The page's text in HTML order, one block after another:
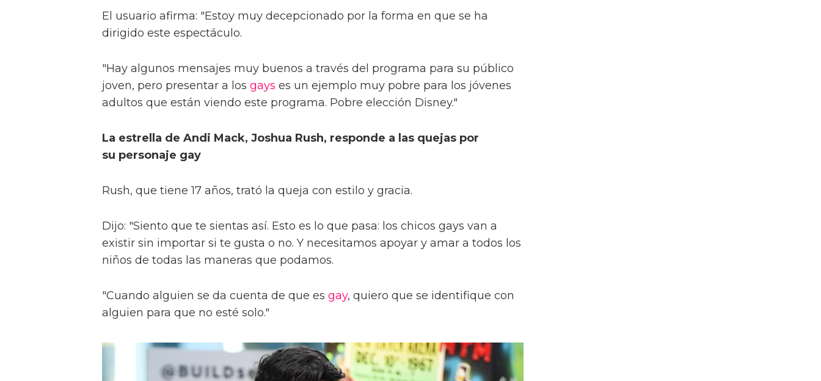
El usuario afirma: "Estoy muy decepcionado por la forma en que se ha
dirigido este espectáculo.
"Hay algunos mensajes muy buenos a través del programa para su público
joven, pero presentar a los gays es un ejemplo muy pobre para los jóvenes
adultos que están viendo este programa. Pobre elección Disney."
La estrella de Andi Mack, Joshua Rush, responde a las quejas por
su personaje gay
Rush, que tiene 17 años, trató la queja con estilo y gracia.
Dijo: "Siento que te sientas así. Esto es lo que pasa: los chicos gays van a
existir sin importar si te gusta o no. Y necesitamos apoyar y amar a todos los
niños de todas las maneras que podamos.
"Cuando alguien se da cuenta de que es gay, quiero que se identifique con
alguien para que no esté solo."